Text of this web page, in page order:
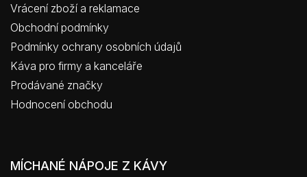
Vrácení zboží a reklamace
Obchodní podmínky
Podmínky ochrany osobních údajů
Káva pro firmy a kanceláře
Prodávané značky
Hodnocení obchodu
MÍCHANÉ NÁPOJE Z KÁVY